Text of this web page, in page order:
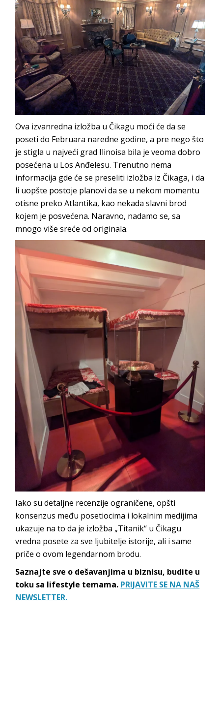
Ova izvanredna izložba u Čikagu moći će da se
poseti do Februara naredne godine, a pre nego što
je stigla u najveći grad Ilinoisa bila je veoma dobro
posećena u Los Anđelesu. Trenutno nema
informacija gde će se preseliti izložba iz Čikaga, i da
li uopšte postoje planovi da se u nekom momentu
otisne preko Atlantika, kao nekada slavni brod
kojem je posvećena. Naravno, nadamo se, sa
mnogo više sreće od originala.
Iako su detaljne recenzije ograničene, opšti
konsenzus među posetiocima i lokalnim medijima
ukazuje na to da je izložba „Titanik“ u Čikagu
vredna posete za sve ljubitelje istorije, ali i same
priče o ovom legendarnom brodu.
Saznajte sve o dešavanjima u biznisu, budite u
toku sa lifestyle temama. PRIJAVITE SE NA NAŠ
NEWSLETTER.